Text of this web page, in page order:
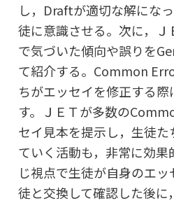
し，Draftが適切な解にな
徒に意識させる。次に，
で気づいた傾向や誤りを
て紹介する。Common
ちがエッセイを修正する
す。ＪＥＴが多数の
セイ見本を提示し，生徒
ていく活動も，非常に効
じ視点で生徒が自身のエ
徒と交換して確認した後に